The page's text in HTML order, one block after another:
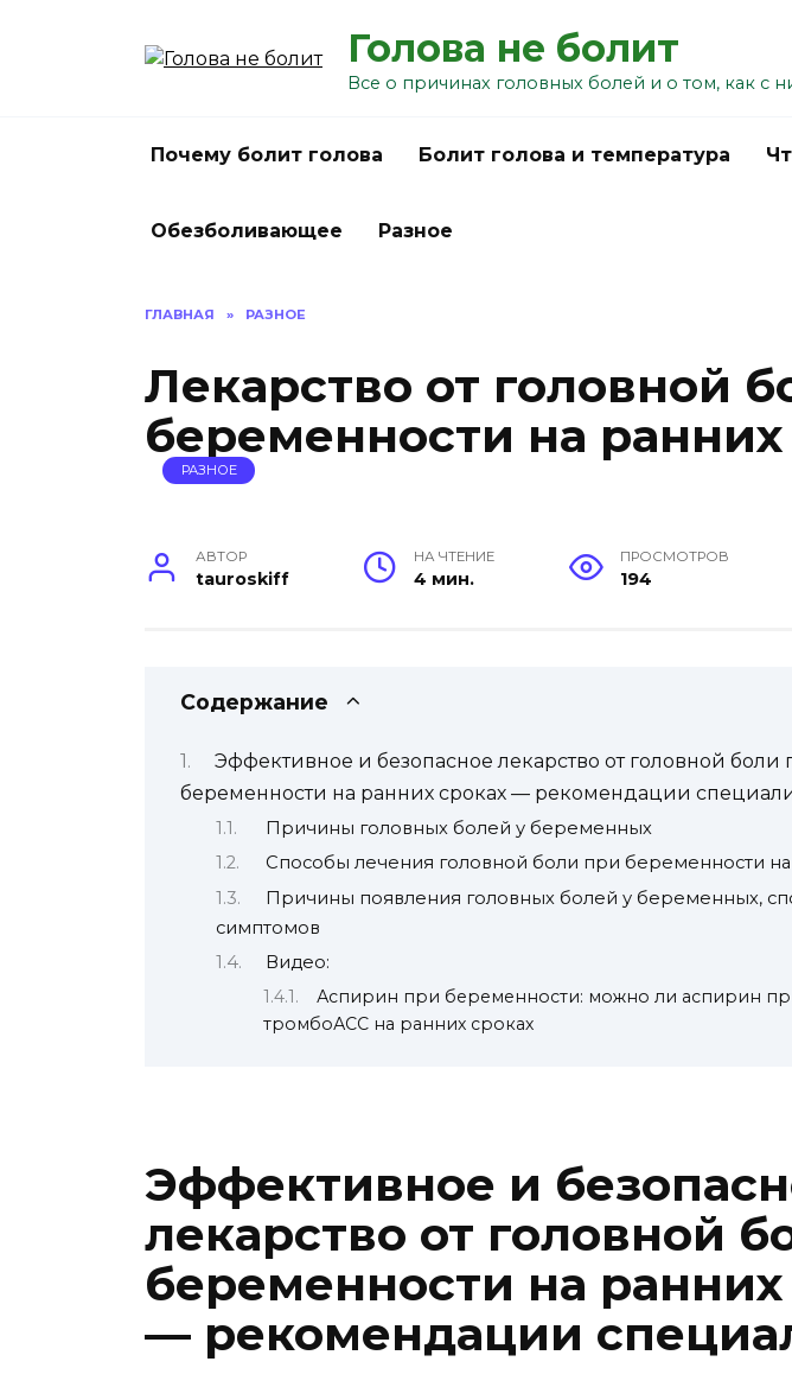
Голова не болит
Все о причинах головных болей и о том, как с
Почему болит голова Болит голова и температура
Обезболивающее Разное
ГЛАВНАЯ » РАЗНОЕ
Лекарство от головной
беременности на ранних
РАЗНОЕ
АВТОР
tauroskiff
НА ЧТЕНИЕ
4 мин.
ПРОСМОТРОВ
194
Содержание
Эффективное и безопасное лекарство от головной боли
беременности на ранних сроках — рекомендации
Причины головных болей у беременных
Способы лечения головной боли при беременности на
Причины появления головных болей у беременных,
симптомов
Видео:
Аспирин при беременности: можно ли аспирин
тромбоАСС на ранних сроках
Эффективное и
лекарство от головной
беременности на ранних
— рекомендации